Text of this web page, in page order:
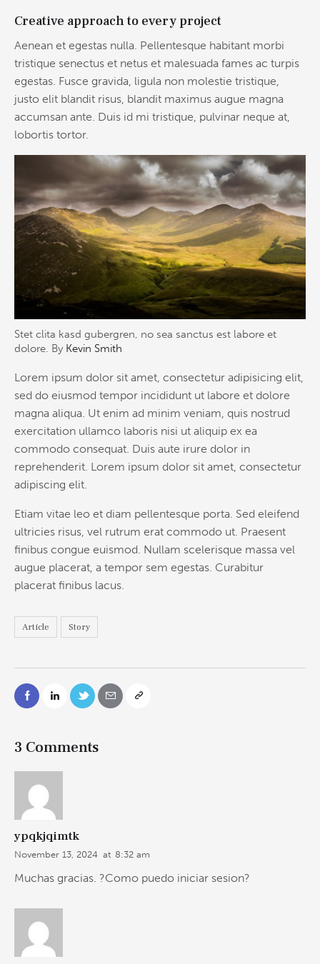
Creative approach to every project
Aenean et egestas nulla. Pellentesque habitant morbi
tristique senectus et netus et malesuada fames ac turpis
egestas. Fusce gravida, ligula non molestie tristique,
justo elit blandit risus, blandit maximus augue magna
accumsan ante. Duis id mi tristique, pulvinar neque at,
lobortis tortor.
Stet clita kasd gubergren, no sea sanctus est labore et
dolore. By Kevin Smith
Lorem ipsum dolor sit amet, consectetur adipisicing elit,
sed do eiusmod tempor incididunt ut labore et dolore
magna aliqua. Ut enim ad minim veniam, quis nostrud
exercitation ullamco laboris nisi ut aliquip ex ea
commodo consequat. Duis aute irure dolor in
reprehenderit. Lorem ipsum dolor sit amet, consectetur
adipiscing elit.
Etiam vitae leo et diam pellentesque porta. Sed eleifend
ultricies risus, vel rutrum erat commodo ut. Praesent
finibus congue euismod. Nullam scelerisque massa vel
augue placerat, a tempor sem egestas. Curabitur
placerat finibus lacus.
Article Story
3 Comments
ypqkjqimtk
November 13, 2024 at 8:32 am
Muchas gracias. ?Como puedo iniciar sesion?